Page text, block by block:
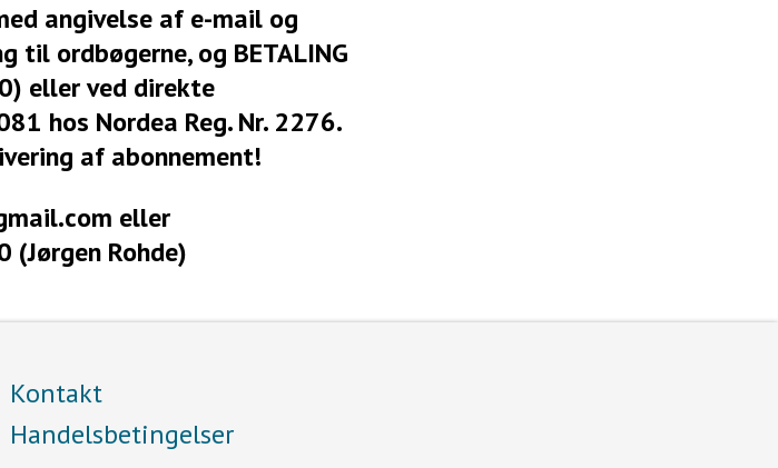
angivelse af e-mail og
ordbøgerne, og BETALING
eller ved direkte
hos Nordea Reg. Nr. 2276.
af abonnement!
eller
Rohde)
Kontakt
Handelsbetingelser